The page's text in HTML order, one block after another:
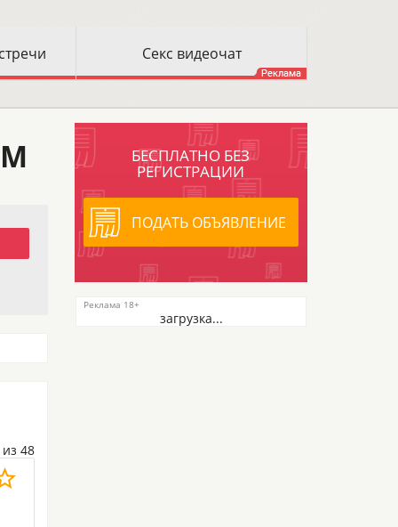
БЕСПЛАТНО БЕЗ
РЕГИСТРАЦИИ
ПОДАТЬ ОБЪЯВЛЕНИЕ
загрузка...
48